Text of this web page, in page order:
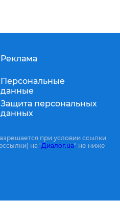
Реклама
Персональные
данные
Защита персональных
данных
при условии ссылки
на "Диалог.ua" не ниже